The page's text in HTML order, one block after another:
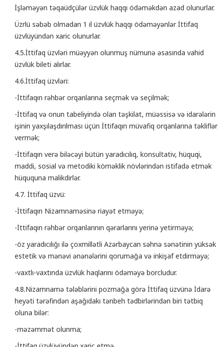
İşləməyən təqaüdçülər üzvlük haqqı ödəməkdən azad olunurlar.
Üzrlü səbəb olmadan 1 il üzvlük haqqı ödəməyənlər İttifaq
üzvlüyündən xaric olunurlar.
4.5.İttifaq üzvləri müəyyən olunmuş nümunə əsasında vahid
üzvlük bileti alırlar.
4.6.İttifaq üzvləri:
-İttifaqın rəhbər orqanlarına seçmək və seçilmək;
-İttifaq və onun tabeliyində olan təşkilat, müəssisə və idarələrin
işinin yaxşılaşdırılması üçün İttifaqın müvafiq orqanlarına təkliflər
vermək;
-İttifaqın verə biləcəyi bütün yaradıcılıq, konsultativ, hüquqi,
maddi, sosial və metodiki köməklik növlərindən istifadə etmək
hüququna malikdirlər.
4.7. İttifaq üzvü:
-İttifaqın Nizamnaməsinə riayət etməyə;
-İttifaqın rəhbər orqanlarının qərarlarını yerinə yetirməyə;
-öz yaradıcılığı ilə çoxmillətli Azərbaycan səhnə sənətinin yüksək
estetik və mənəvi ənənələrini qorumağa və inkişaf etdirməyə;
-vaxtlı-vaxtında üzvlük haqlarını ödəməyə borcludur.
4.8.Nizamnamə tələblərini pozmağa görə İttifaq üzvünə İdarə
heyəti tərəfindən aşağıdakı tənbeh tədbirlərindən biri tətbiq
oluna bilər:
-məzəmmət olunma;